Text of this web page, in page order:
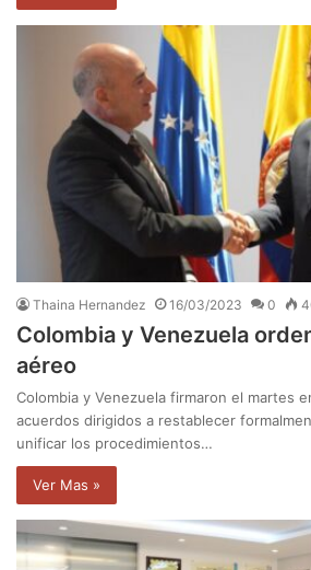
Thaina Hernandez 16/03/2023 0
Colombia y Venezuela
aéreo
Colombia y Venezuela firmaron el martes
acuerdos dirigidos a restablecer
unificar los procedimientos…
Ver Mas »